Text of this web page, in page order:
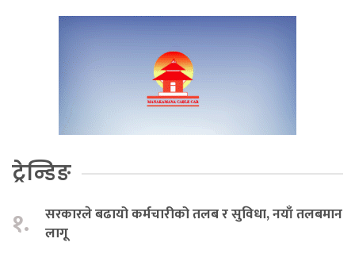
ट्रेन्डिङ
१.
सरकारले बढायो कर्मचारीको तलब र सुविधा, नयाँ तलबमान
लागू